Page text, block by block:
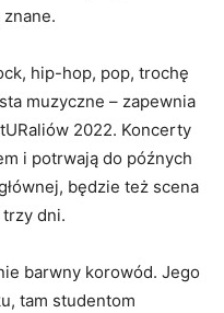
hip-hop, pop, trochę
muzyczne – zapewnia
2022. Koncerty
i potrwają do późnych
będzie też scena
trzy dni.
barwny korowód. Jego
tam studentom